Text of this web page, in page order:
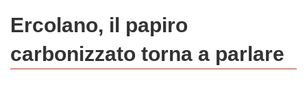
Ercolano, il papiro
carbonizzato torna a parlare